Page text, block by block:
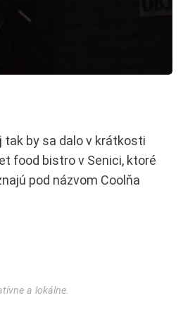
tak by sa dalo v krátkosti
food bistro v Senici, ktoré
pod názvom Coolňa
a lokálne.